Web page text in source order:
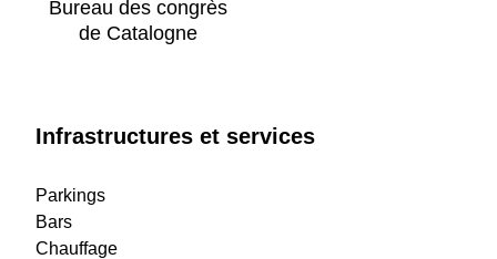
Bureau des congrès
de Catalogne
Infrastructures et services
Parkings
Bars
Chauffage